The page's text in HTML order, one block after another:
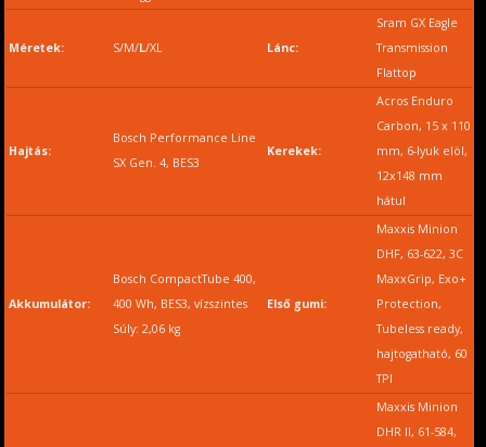
Méretek: S/M/L/XL Lánc:
Sram GX Eagle
Transmission
Flattop
Hajtás:
Bosch Performance Line
SX Gen. 4, BES3
Kerekek:
Acros Enduro
Carbon, 15 x 110
mm, 6-lyuk elöl,
12x148 mm
hátul
Akkumulátor:
Bosch CompactTube 400,
400 Wh, BES3, vízszintes
Súly: 2,06 kg
Első gumi:
Maxxis Minion
DHF, 63-622, 3C
MaxxGrip, Exo+
Protection,
Tubeless ready,
hajtogatható, 60
TPI
Maxxis Minion
DHR II, 61-584,